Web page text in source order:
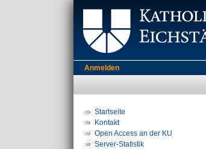
Anmelden
Startseite
Kontakt
Open Access an der KU
Server-Statistik